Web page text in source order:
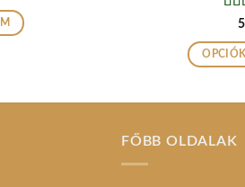
FŐBB OLDALAK